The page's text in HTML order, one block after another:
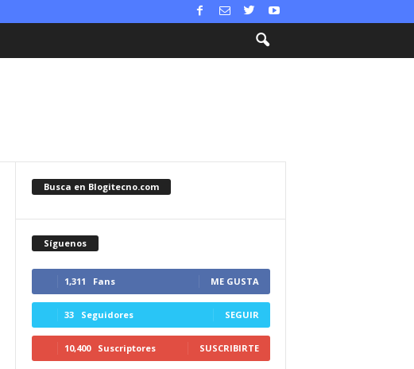
Busca en Blogitecno.com
Síguenos
1,311 Fans ME GUSTA
33 Seguidores SEGUIR
10,400 Suscriptores SUSCRIBIRTE